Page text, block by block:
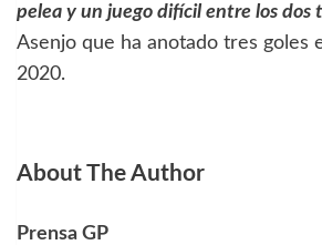
pelea y un juego difícil entre los dos
Asenjo que ha anotado tres goles
2020.
About The Author
Prensa GP